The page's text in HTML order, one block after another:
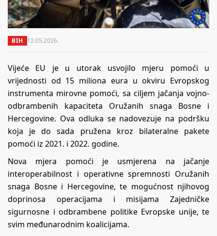
BIH 12.05.2026.
Vijeće EU je u utorak usvojilo mjeru pomoći u
vrijednosti od 15 miliona eura u okviru Evropskog
instrumenta mirovne pomoći, sa ciljem jačanja vojno-
odbrambenih kapaciteta Oružanih snaga Bosne i
Hercegovine. Ova odluka se nadovezuje na podršku
koja je do sada pružena kroz bilateralne pakete
pomoći iz 2021. i 2022. godine.
Nova mjera pomoći je usmjerena na jačanje
interoperabilnost i operativne spremnosti Oružanih
snaga Bosne i Hercegovine, te mogućnost njihovog
doprinosa operacijama i misijama Zajedničke
sigurnosne i odbrambene politike Evropske unije, te
svim međunarodnim koalicijama.